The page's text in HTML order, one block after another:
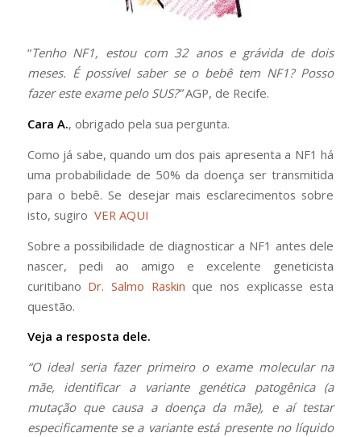
“Tenho NF1, estou com 32 anos e grávida de dois
meses. É possível saber se o bebê tem NF1? Posso
fazer este exame pelo SUS?”AGP, de Recife.
Cara A., obrigado pela sua pergunta.
Como já sabe, quando um dos pais apresenta a NF1 há
uma probabilidade de 50% da doença ser transmitida
para o bebê. Se desejar mais esclarecimentos sobre
isto, sugiro VER AQUI
Sobre a possibilidade de diagnosticar a NF1 antes dele
nascer, pedi ao amigo e excelente geneticista
curitibano Dr. Salmo Raskinque nos explicasse esta
questão.
Veja a resposta dele.
“O ideal seria fazer primeiro o exame molecular na
mãe, identificar a variante genética patogênica (a
mutação que causa a doença da mãe), e aí testar
especificamente se a variante está presente no líquido